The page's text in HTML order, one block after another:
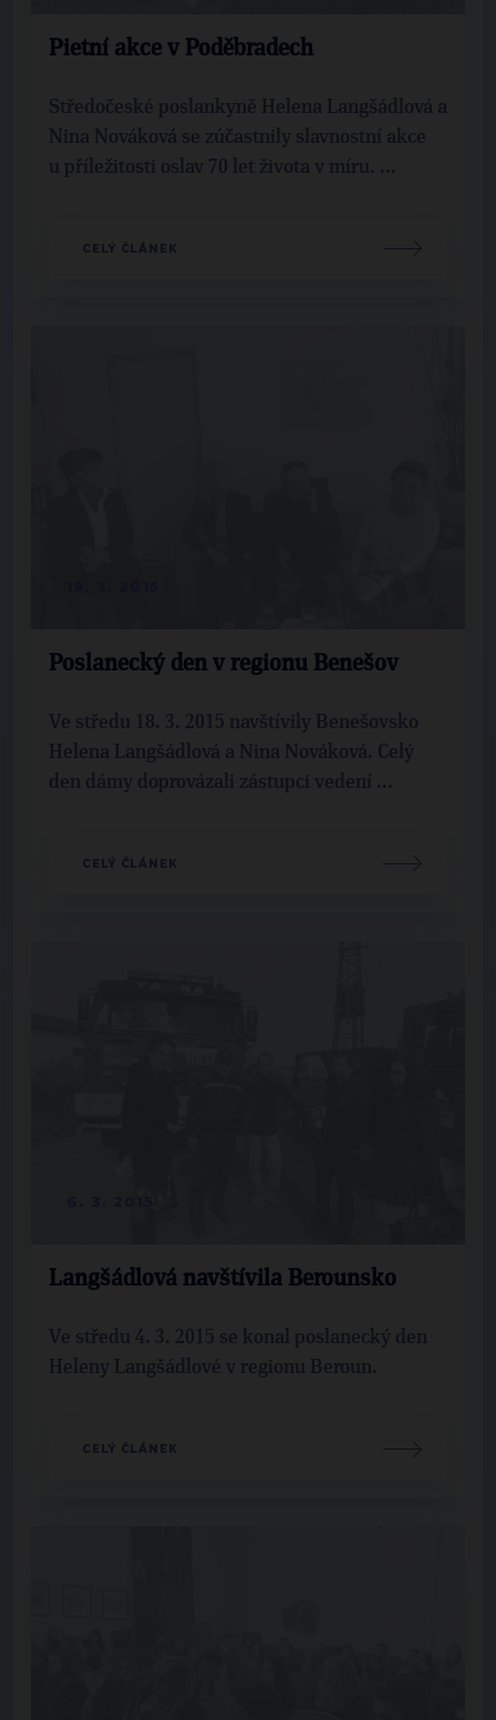
Pietní akce v Poděbradech
Středočeské poslankyně Helena Langšádlová a
Nina Nováková se zúčastnily slavnostní akce
u příležitosti oslav 70 let života v míru. ...
CELÝ ČLÁNEK
Poslanecký den v regionu Benešov
Ve středu 18. 3. 2015 navštívily Benešovsko
Helena Langšádlová a Nina Nováková. Celý
den dámy doprovázali zástupci vedení ...
CELÝ ČLÁNEK
Langšádlová navštívila Berounsko
Ve středu 4. 3. 2015 se konal poslanecký den
Heleny Langšádlové v regionu Beroun.
CELÝ ČLÁNEK